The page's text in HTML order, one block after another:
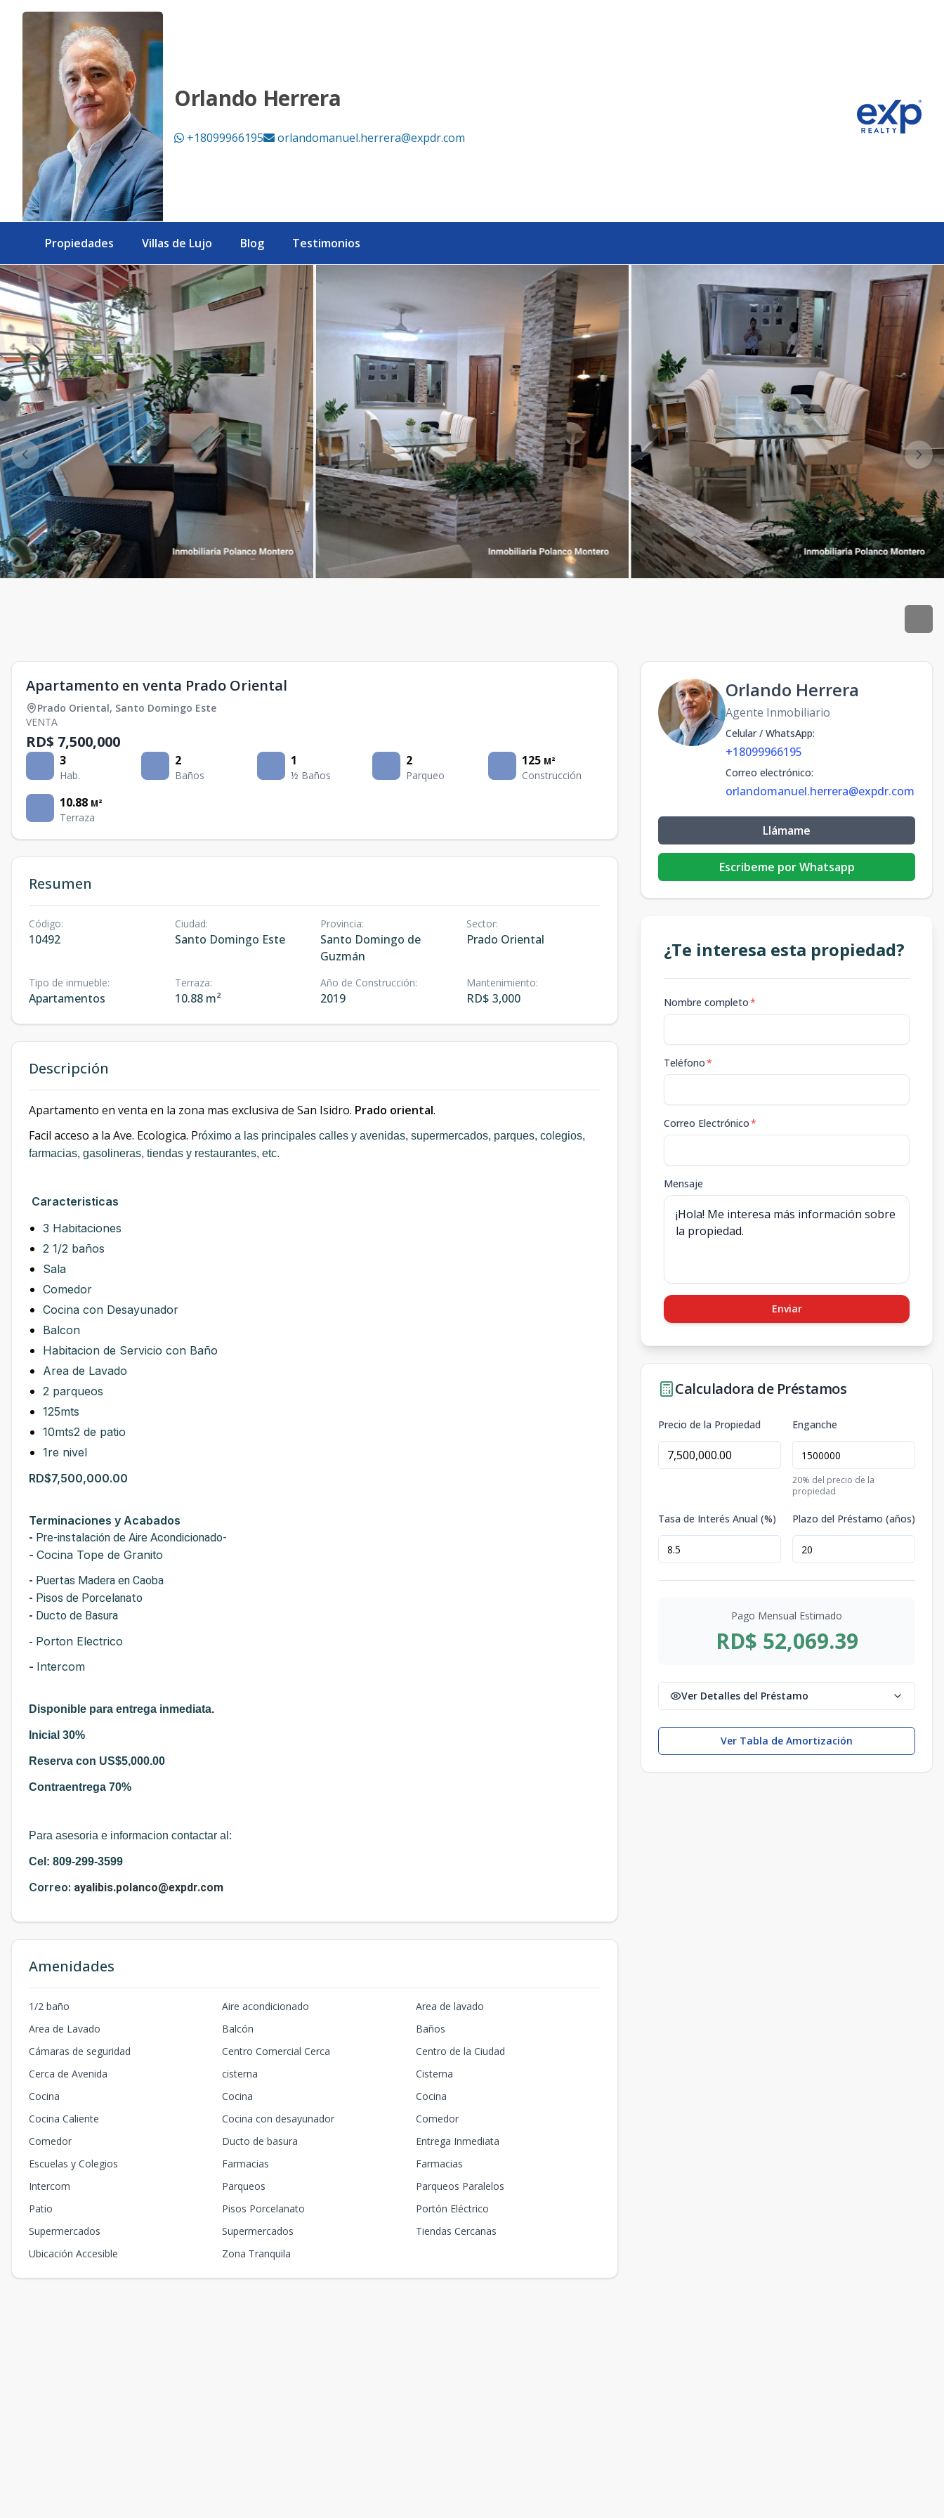
Orlando Herrera
+18099966195 orlandomanuel.herrera@expdr.com
Propiedades Villas de Lujo Blog Testimonios
Apartamento en venta Prado Oriental
Prado Oriental, Santo Domingo Este
VENTA
RD$ 7,500,000
3
Hab.
2
Baños
1
½ Baños
2
Parqueo
125 M²
Construcción
10.88 M²
Terraza
Resumen
Código:
10492
Ciudad:
Santo Domingo Este
Provincia:
Santo Domingo de
Guzmán
Sector:
Prado Oriental
Tipo de inmueble:
Apartamentos
Terraza:
10.88 m²
Año de Construcción:
2019
Mantenimiento:
RD$ 3,000
Descripción
Apartamento en venta en la zona mas exclusiva de San Isidro. Prado oriental.
Facil acceso a la Ave. Ecologica. Próximo a las principales calles y avenidas, supermercados, parques, colegios,
farmacias, gasolineras, tiendas y restaurantes, etc.
Caracteristicas
3 Habitaciones
2 1/2 baños
Sala
Comedor
Cocina con Desayunador
Balcon
Habitacion de Servicio con Baño
Area de Lavado
2 parqueos
125mts
10mts2 de patio
1re nivel
RD$7,500,000.00
Terminaciones y Acabados
- Pre-instalación de Aire Acondicionado-
- Cocina Tope de Granito
- Puertas Madera en Caoba
- Pisos de Porcelanato
- Ducto de Basura
- Porton Electrico
- Intercom
Disponible para entrega inmediata.
Inicial 30%
Reserva con US$5,000.00
Contraentrega 70%
Para asesoria e informacion contactar al:
Cel: 809-299-3599
Correo: ayalibis.polanco@expdr.com
Amenidades
1/2 baño Aire acondicionado
Area de lavado
Area de Lavado
Balcón
Baños
Cámaras de seguridad
Centro Comercial Cerca
Centro de la Ciudad
Cerca de Avenida
cisterna
Cisterna
Cocina
Cocina
Cocina
Cocina Caliente
Cocina con desayunador
Comedor
Comedor
Ducto de basura
Entrega Inmediata
Escuelas y Colegios
Farmacias
Farmacias
Intercom
Parqueos
Parqueos Paralelos
Patio
Pisos Porcelanato
Portón Eléctrico
Supermercados
Supermercados
Tiendas Cercanas
Ubicación Accesible
Zona Tranquila
Orlando Herrera
Agente Inmobiliario
Celular / WhatsApp:
+18099966195
Correo electrónico:
orlandomanuel.herrera@expdr.com
Llámame
Escribeme por Whatsapp
¿Te interesa esta propiedad?
Nombre completo*
Teléfono*
Correo Electrónico*
Mensaje
Enviar
Calculadora de Préstamos
Precio de la Propiedad Enganche
20% del precio de la
propiedad
Tasa de Interés Anual (%) Plazo del Préstamo (años)
Pago Mensual Estimado
RD$ 52,069.39
Ver Detalles del Préstamo
Ver Tabla de Amortización
Apartamento en venta Prado Oriental - eXp Realty República Dominicana